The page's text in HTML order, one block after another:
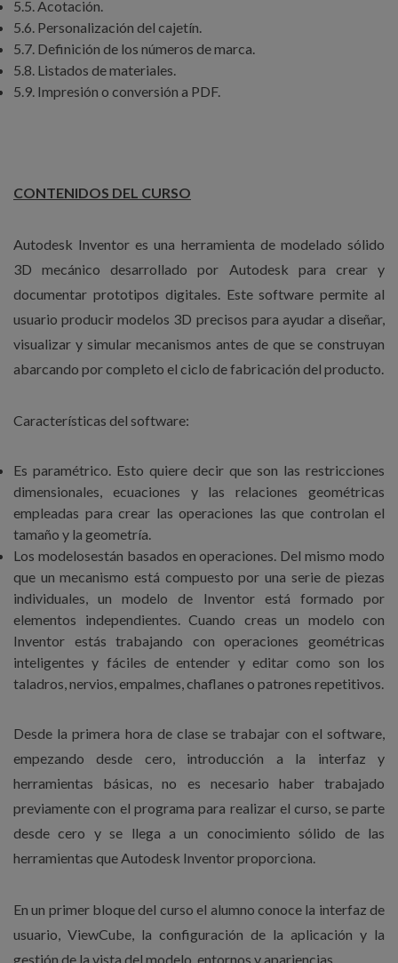
5.5. Acotación.
5.6. Personalización del cajetín.
5.7. Definición de los números de marca.
5.8. Listados de materiales.
5.9. Impresión o conversión a PDF.
CONTENIDOS DEL CURSO
Autodesk Inventor es una herramienta de modelado sólido
3D mecánico desarrollado por Autodesk para crear y
documentar prototipos digitales. Este software permite al
usuario producir modelos 3D precisos para ayudar a diseñar,
visualizar y simular mecanismos antes de que se construyan
abarcando por completo el ciclo de fabricación del producto.
Características del software:
Es paramétrico. Esto quiere decir que son las restricciones
dimensionales, ecuaciones y las relaciones geométricas
empleadas para crear las operaciones las que controlan el
tamaño y la geometría.
Los modelosestán basados en operaciones. Del mismo modo
que un mecanismo está compuesto por una serie de piezas
individuales, un modelo de Inventor está formado por
elementos independientes. Cuando creas un modelo con
Inventor estás trabajando con operaciones geométricas
inteligentes y fáciles de entender y editar como son los
taladros, nervios, empalmes, chaflanes o patrones repetitivos.
Desde la primera hora de clase se trabajar con el software,
empezando desde cero, introducción a la interfaz y
herramientas básicas, no es necesario haber trabajado
previamente con el programa para realizar el curso, se parte
desde cero y se llega a un conocimiento sólido de las
herramientas que Autodesk Inventor proporciona.
En un primer bloque del curso el alumno conoce la interfaz de
usuario, ViewCube, la configuración de la aplicación y la
gestión de la vista del modelo, entornos y apariencias.